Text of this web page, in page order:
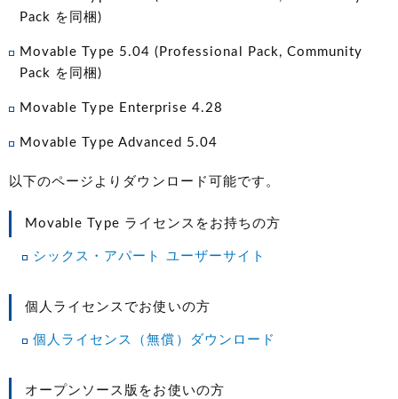
Pack を同梱)
Movable Type 5.04 (Professional Pack, Community
Pack を同梱)
Movable Type Enterprise 4.28
Movable Type Advanced 5.04
以下のページよりダウンロード可能です。
Movable Type ライセンスをお持ちの方
シックス・アパート ユーザーサイト
個人ライセンスでお使いの方
個人ライセンス（無償）ダウンロード
オープンソース版をお使いの方